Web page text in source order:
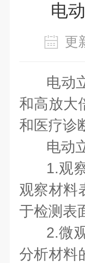
电
更
电动
和高放大
和医疗诊
电动
1.观
观察材料
于检测表
2.微
分析材料